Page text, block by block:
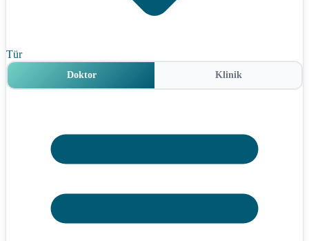
Tür
Doktor Klinik